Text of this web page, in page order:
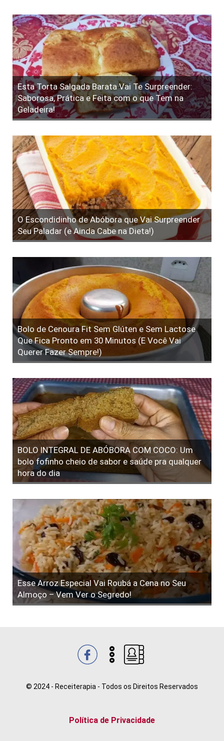
Esta Torta Salgada Barata Vai Te Surpreender:
Saborosa, Prática e Feita com o que Tem na
Geladeira!
O Escondidinho de Abóbora que Vai Surpreender
Seu Paladar (e Ainda Cabe na Dieta!)
Bolo de Cenoura Fit Sem Glúten e Sem Lactose
Que Fica Pronto em 30 Minutos (E Você Vai
Querer Fazer Sempre!)
BOLO INTEGRAL DE ABÓBORA COM COCO: Um
bolo fofinho cheio de sabor e saúde pra qualquer
hora do dia
Esse Arroz Especial Vai Roubá a Cena no Seu
Almoço – Vem Ver o Segredo!
© 2024 - Receiterapia - Todos os Direitos Reservados
Política de Privacidade